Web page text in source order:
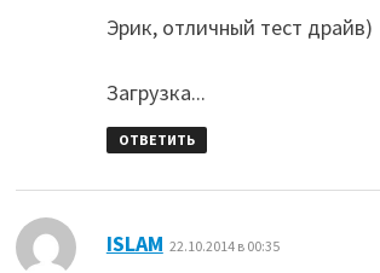
Эрик, отличный тест драйв)
Загрузка...
ОТВЕТИТЬ
ISLAM 22.10.2014 в 00:35